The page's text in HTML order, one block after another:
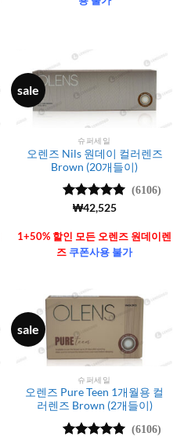
sale
슈퍼세일
오렌즈 Nils 원데이 컬러렌즈
Brown (20개들이)
5 중에서
가됨
(6106)
₩42,525
1+50% 할인 모든 오렌즈 원데이렌
즈 쿠폰사용 불가
sale
슈퍼세일
오렌즈 Pure Teen 1개월용 컬
러렌즈 Brown (2개들이)
(6106)